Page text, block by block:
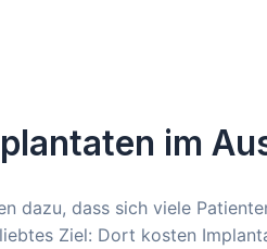
im
dazu, dass sich viele
Ziel: Dort kosten